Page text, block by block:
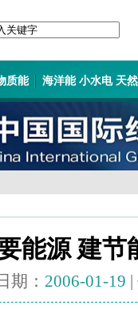
质能 海洋能 小水电 天
能源 建节
期： 2006-01-19